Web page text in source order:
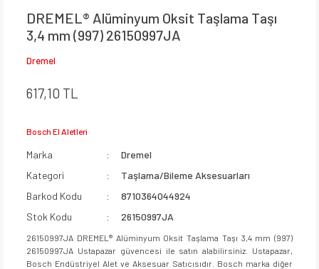
DREMEL® Alüminyum Oksit Taşlama Taşı
3,4 mm (997) 26150997JA
Dremel
617,10 TL
Bosch El Aletleri
Marka
Dremel
Kategori
Taşlama/Bileme Aksesuarları
Barkod Kodu
8710364044924
Stok Kodu
26150997JA
26150997JA DREMEL® Alüminyum Oksit Taşlama Taşı 3,4 mm (997)
26150997JA Ustapazar güvencesi ile satın alabilirsiniz. Ustapazar,
Bosch Endüstriyel Alet ve Aksesuar Satıcısıdır. Bosch marka diğer